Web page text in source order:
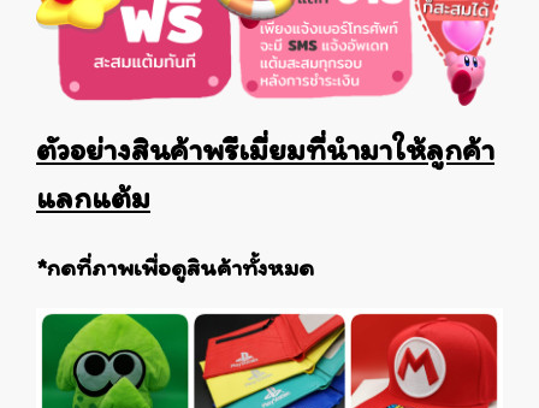
ตัวอย่างสินค้าพรีเมี่ยมที่นำมาให้ลูกค้า
แลกแต้ม
*กดที่ภาพเพื่อดูสินค้าทั้งหมด